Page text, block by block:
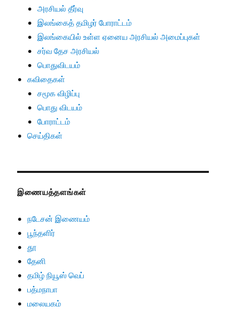
அரசியல் தீர்வு
இலங்கைத் தமிழர் போராட்டம்
இலங்கையில் உள்ள ஏனைய அரசியல் அமைப்புகள்
சர்வ தேச அரசியல்
பொதுவிடயம்
கவிதைகள்
சமூக விழிப்பு
பொது விடயம்
போராட்டம்
செய்திகள்
இணையத்தளங்கள்
நடேசன் இணையம்
பூந்தளிர்
தூ
தேனி
தமிழ் நியூஸ் வெப்
பத்மநாபா
மலையகம்